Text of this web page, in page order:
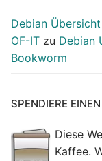
Debian
OF-IT zu Debian
Bookworm
SPENDIERE
Diese
Kaffee.